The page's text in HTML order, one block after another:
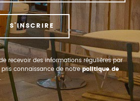
S'INSCRIRE
recevoir des informations régulières par
pris connaissance de notrepolitique de